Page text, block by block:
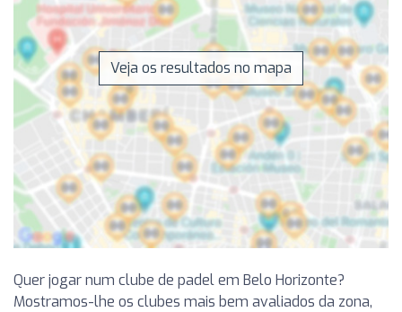
Veja os resultados no mapa
Quer jogar num clube de padel em Belo Horizonte?
Mostramos-lhe os clubes mais bem avaliados da zona,